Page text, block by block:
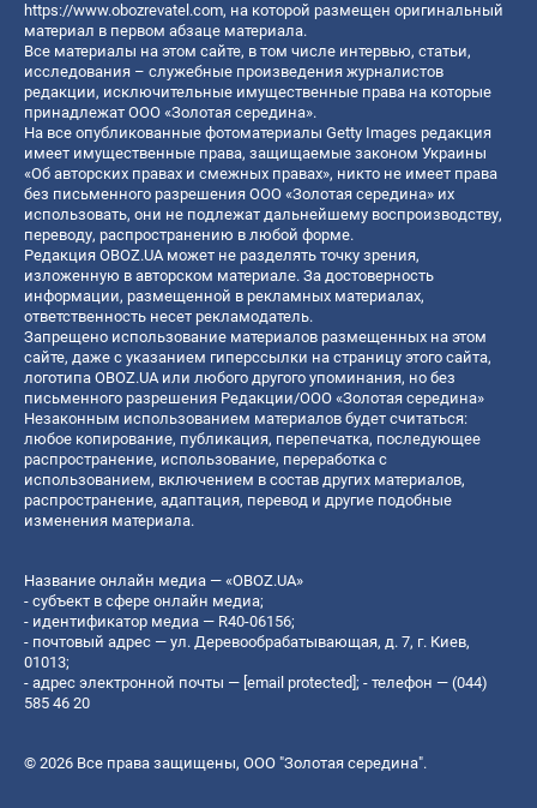
https://www.obozrevatel.com, на которой размещен оригинальный
материал в первом абзаце материала.
Все материалы на этом сайте, в том числе интервью, статьи,
исследования – служебные произведения журналистов
редакции, исключительные имущественные права на которые
принадлежат ООО «Золотая середина».
На все опубликованные фотоматериалы Getty Images редакция
имеет имущественные права, защищаемые законом Украины
«Об авторских правах и смежных правах», никто не имеет права
без письменного разрешения ООО «Золотая середина» их
использовать, они не подлежат дальнейшему воспроизводству,
переводу, распространению в любой форме.
Редакция OBOZ.UA может не разделять точку зрения,
изложенную в авторском материале. За достоверность
информации, размещенной в рекламных материалах,
ответственность несет рекламодатель.
Запрещено использование материалов размещенных на этом
сайте, даже с указанием гиперссылки на страницу этого сайта,
логотипа OBOZ.UA или любого другого упоминания, но без
письменного разрешения Редакции/ООО «Золотая середина»
Незаконным использованием материалов будет считаться:
любое копирование, публикация, перепечатка, последующее
распространение, использование, переработка с
использованием, включением в состав других материалов,
распространение, адаптация, перевод и другие подобные
изменения материала.
Название онлайн медиа — «OBOZ.UA»
- субъект в сфере онлайн медиа;
- идентификатор медиа — R40-06156;
- почтовый адрес — ул. Деревообрабатывающая, д. 7, г. Киев,
01013;
- адрес электронной почты — [email protected]; - телефон — (044)
585 46 20
© 2026 Все права защищены, ООО "Золотая середина".